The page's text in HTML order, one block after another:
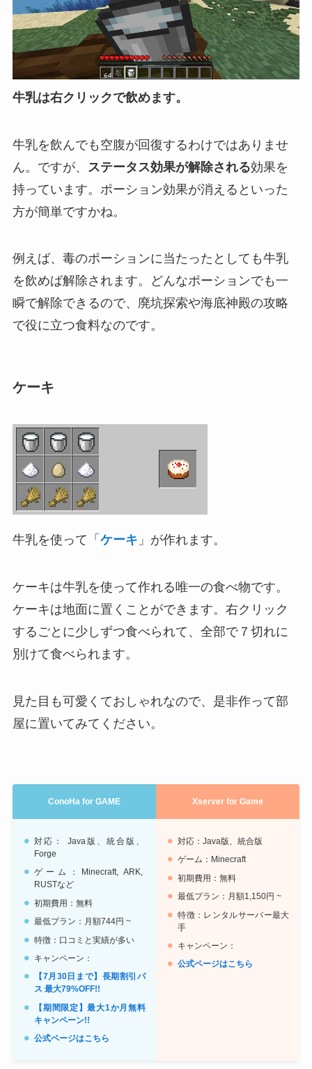
牛乳は右クリックで飲めます。
牛乳を飲んでも空腹が回復するわけではありませ
ん。ですが、
ステータス効果が解除される効果を
持っています。ポーション効果が消えるといった
方が簡単ですかね。
例えば、毒のポーションに当たったとしても牛乳
を飲めば解除されます。どんなポーションでも一
瞬で解除できるので、廃坑探索や海底神殿の攻略
で役に立つ食料なのです。
ケーキ
牛乳を使って「 ケーキ 」が作れます。
ケーキは牛乳を使って作れる唯一の食べ物です。
ケーキは地面に置くことができます。右クリック
するごとに少しずつ食べられて、全部で７切れに
別けて食べられます。
見た目も可愛くておしゃれなので、是非作って部
屋に置いてみてください。
ConoHa for GAME Xserver for Game
対応： Java版、統合版、
Forge
ゲーム：Minecraft, ARK,
RUSTなど
初期費用：無料
最低プラン：月額744円 ~
特徴：口コミと実績が多い
キャンペーン：
【7月30日まで】長期割引パ
ス 最大79%OFF!!
【期間限定】最大1か月無料
キャンペーン!!
公式ページはこちら
対応：Java版、統合版
ゲーム：Minecraft
初期費用：無料
最低プラン：月額1,150円 ~
特徴：レンタルサーバー最大
手
キャンペーン：
公式ページはこちら